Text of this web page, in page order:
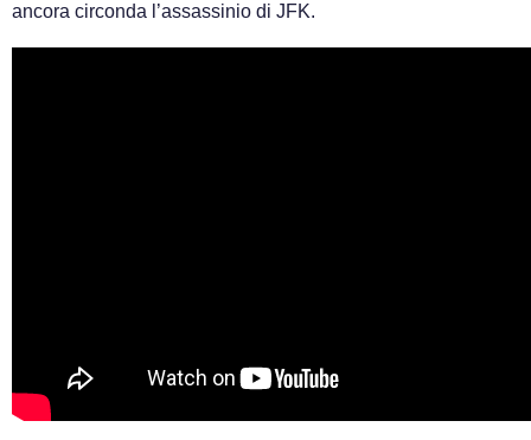
ancora circonda l’assassinio di JFK.